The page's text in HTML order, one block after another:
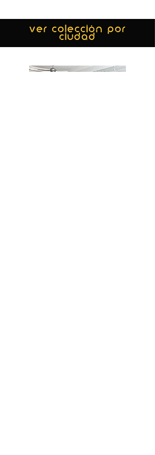
ver colección por
ciudad